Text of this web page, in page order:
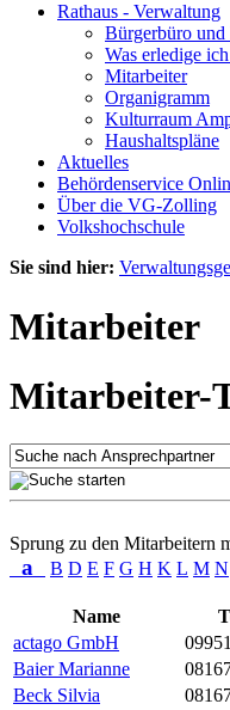
Rathaus - Verwaltung
Bürgerbüro und
Was erledige
Mitarbeiter
Organigramm
Kulturraum
Haushaltspläne
Aktuelles
Behördenservice
Über die VG-Zolling
Volkshochschule
Sie sind hier:
Mitarbeiter
Mitarbeiter-
Sprung zu den Mitarbeitern
a B D E F G H K L M N
Name
actago GmbH
Baier Marianne
Beck Silvia